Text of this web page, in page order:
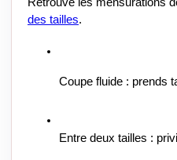
Retrouve les mensurations
des tailles.
Coupe fluide : prends
Entre deux tailles :